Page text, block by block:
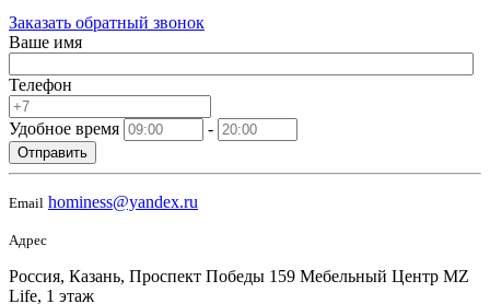
Заказать обратный звонок
Ваше имя
Телефон
Удобное время -
Отправить
Email hominess@yandex.ru
Адрес
Россия, Казань, Проспект Победы 159 Мебельный Центр MZ
Life, 1 этаж